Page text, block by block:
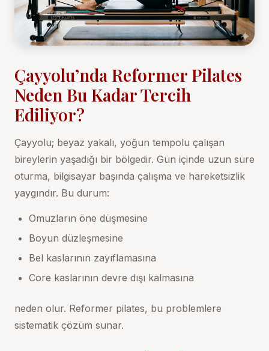
Çayyolu’nda Reformer Pilates
Neden Bu Kadar Tercih
Ediliyor?
Çayyolu; beyaz yakalı, yoğun tempolu çalışan
bireylerin yaşadığı bir bölgedir. Gün içinde uzun süre
oturma, bilgisayar başında çalışma ve hareketsizlik
yaygındır. Bu durum:
Omuzların öne düşmesine
Boyun düzleşmesine
Bel kaslarının zayıflamasına
Core kaslarının devre dışı kalmasına
neden olur. Reformer pilates, bu problemlere
sistematik çözüm sunar.